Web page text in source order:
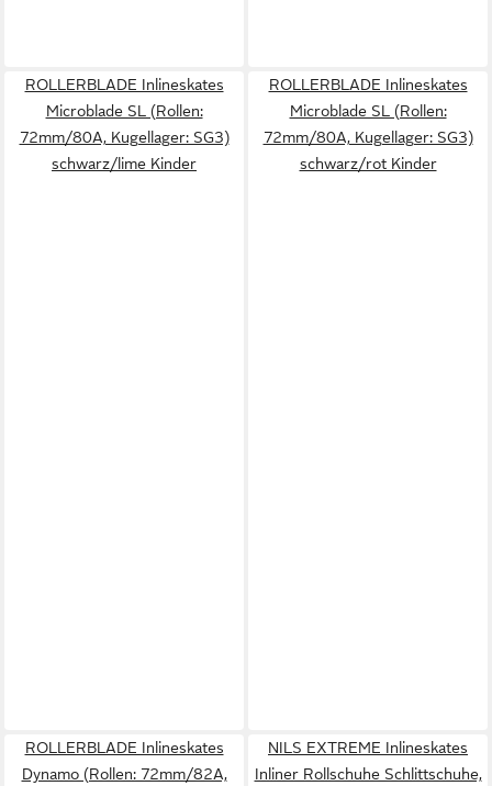
ROLLERBLADE Inlineskates
Microblade SL (Rollen:
72mm/80A, Kugellager: SG3)
schwarz/lime Kinder
ROLLERBLADE Inlineskates
Microblade SL (Rollen:
72mm/80A, Kugellager: SG3)
schwarz/rot Kinder
ROLLERBLADE Inlineskates
Dynamo (Rollen: 72mm/82A,
NILS EXTREME Inlineskates
Inliner Rollschuhe Schlittschuhe,